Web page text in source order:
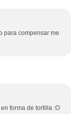
para compensar me
forma de tortilla :O